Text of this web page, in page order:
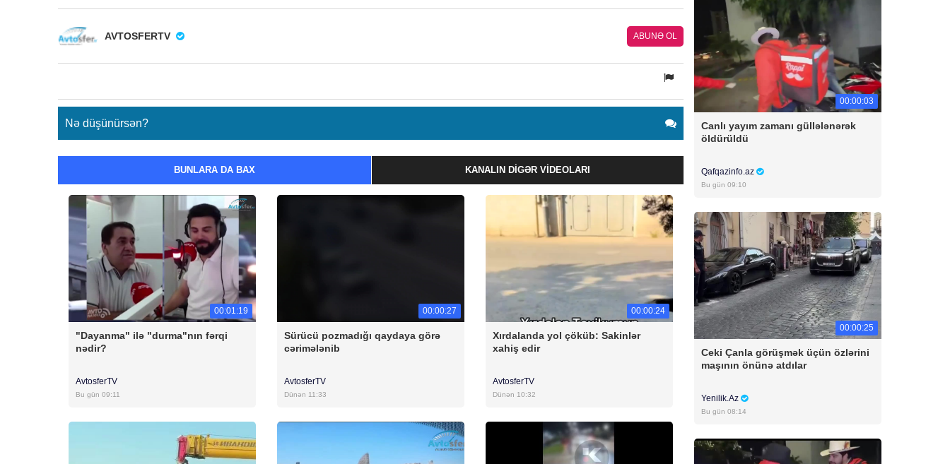
AVTOSFERTV ABUNƏ OL
Nə düşünürsən?
BUNLARA DA BAX KANALIN DIGƏR VIDEOLARI
00:01:19
"Dayanma" ilə "durma"nın fərqi
nədir?
AvtosferTV
Bu gün 09:11
00:00:27
Sürücü pozmadığı qaydaya görə
cərimələnib
AvtosferTV
Dünən 11:33
00:00:24
Xırdalanda yol çöküb: Sakinlər
xahiş edir
AvtosferTV
Dünən 10:32
00:00:03
Canlı yayım zamanı güllələnərək
öldürüldü
Qafqazinfo.az
Bu gün 09:10
00:00:25
Ceki Çanla görüşmək üçün özlərini
maşının önünə atdılar
Yenilik.Az
Bu gün 08:14